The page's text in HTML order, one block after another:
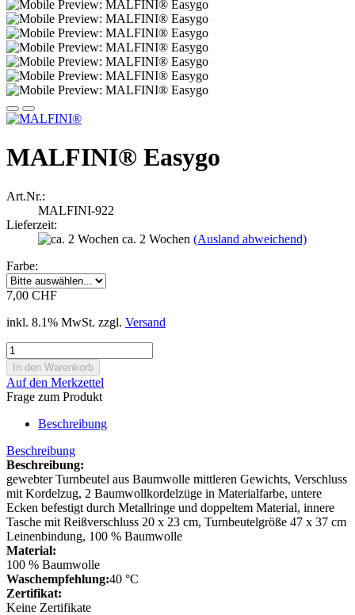
MALFINI® Easygo
Art.Nr.:
MALFINI-922
Lieferzeit:
ca. 2 Wochen (Ausland abweichend)
Farbe:
7,00 CHF
inkl. 8.1% MwSt. zzgl. Versand
Auf den Merkzettel
Frage zum Produkt
Beschreibung
Beschreibung
Beschreibung:
gewebter Turnbeutel aus Baumwolle mittleren Gewichts, Verschluss
mit Kordelzug, 2 Baumwollkordelzüge in Materialfarbe, untere
Ecken befestigt durch Metallringe und doppeltem Material, innere
Tasche mit Reißverschluss 20 x 23 cm, Turnbeutelgröße 47 x 37 cm
Leinenbindung, 100 % Baumwolle
Material:
100 % Baumwolle
Waschempfehlung:40 °C
Zertifikat:
Keine Zertifikate